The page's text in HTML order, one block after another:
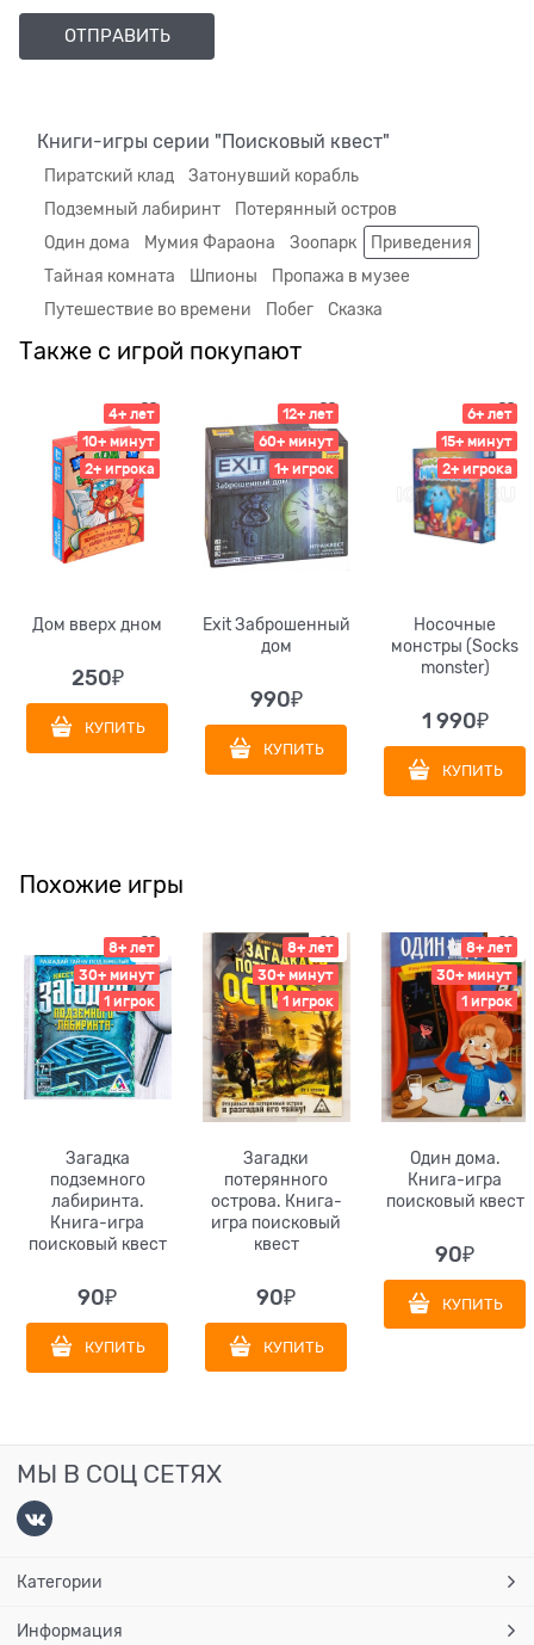
Книги-игры серии "Поисковый квест"
Пиратский клад
Затонувший корабль
Подземный лабиринт
Потерянный остров
Один дома
Мумия Фараона Зоопарк
Приведения
Тайная комната
Шпионы
Пропажа в музее
Путешествие во времени
Побег Сказка
Также с игрой покупают
4+ лет
10+ минут
2+ игрока
Дом вверх дном
250₽
КУПИТЬ
12+ лет
60+ минут
1+ игрок
Exit Заброшенный
дом
990₽
КУПИТЬ
6+ лет
15+ минут
2+ игрока
Носочные
монстры (Socks
monster)
1 990₽
КУПИТЬ
Похожие игры
8+ лет
30+ минут
1 игрок
Загадка
подземного
лабиринта.
Книга-игра
поисковый квест
90₽
КУПИТЬ
8+ лет
30+ минут
1 игрок
Загадки
потерянного
острова. Книга-
игра поисковый
квест
90₽
КУПИТЬ
8+ лет
30+ минут
1 игрок
Один дома.
Книга-игра
поисковый квест
90₽
КУПИТЬ
МЫ В СОЦ СЕТЯХ
Категории
Информация